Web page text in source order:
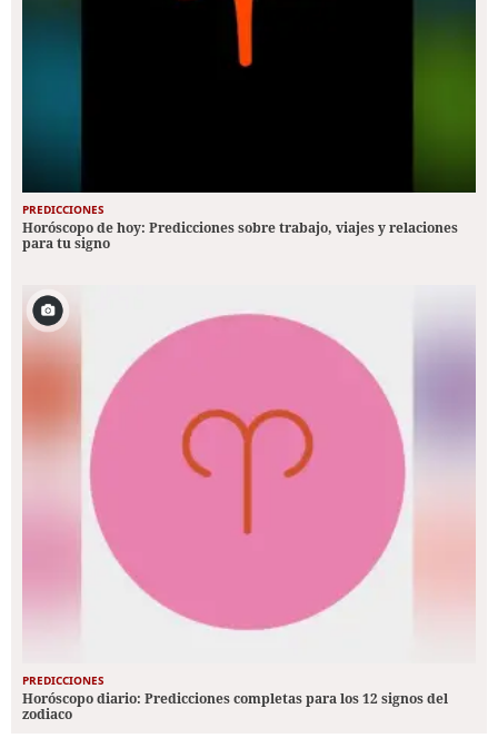
PREDICCIONES
Horóscopo de hoy: Predicciones sobre trabajo, viajes y relaciones
para tu signo
PREDICCIONES
Horóscopo diario: Predicciones completas para los 12 signos del
zodiaco